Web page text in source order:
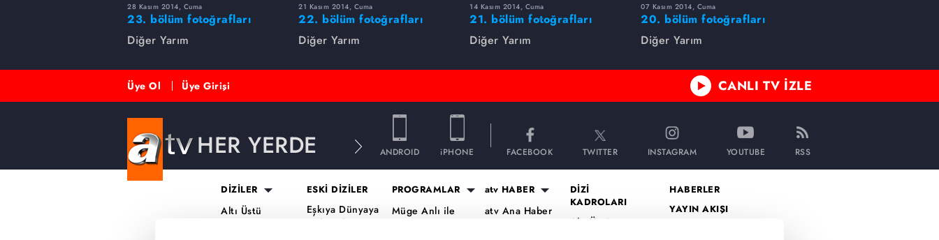
Reddet
28 Kasım 2014, Cuma
23. bölüm fotoğrafları
Diğer Yarım
21 Kasım 2014, Cuma
22. bölüm fotoğrafları
Diğer Yarım
14 Kasım 2014, Cuma
21. bölüm fotoğrafları
Diğer Yarım
07 Kasım 2014, Cuma
20. bölüm fotoğrafları
Diğer Yarım
Üye Ol Üye Girişi CANLI TV İZLE
HER YERDE ANDROID iPHONE FACEBOOK TWITTER INSTAGRAM YOUTUBE RSS
DİZİLER
Altı Üstü
ESKİ DİZİLER
Eşkıya Dünyaya
Hükümdar
PROGRAMLAR
Müge Anlı ile
atv HABER
atv Ana Haber
DİZİ
KADROLARI
Altı Üstü
HABERLER
YAYIN AKIŞI